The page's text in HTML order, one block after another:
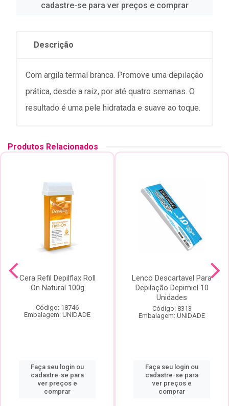
cadastre-se para ver preços e comprar
Descrição
Com argila termal branca. Promove uma depilação
prática, desde a raiz, por até quatro semanas. O
resultado é uma pele hidratada e suave ao toque.
Produtos Relacionados
Cera Refil Depilflax Roll
On Natural 100g
Código: 18746
Embalagem: UNIDADE
Faça seu login ou
cadastre-se para
ver preços e
comprar
Lenco Descartavel Para
Depilação Depimiel 10
Unidades
Código: 8313
Embalagem: UNIDADE
Faça seu login ou
cadastre-se para
ver preços e
comprar